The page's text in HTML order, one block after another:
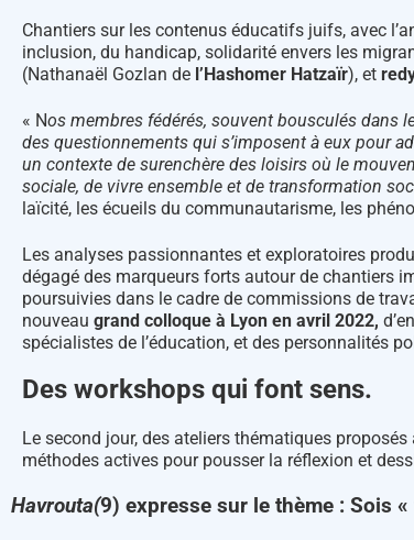
Chantiers sur les contenus éducatifs juifs, avec
inclusion, du handicap, solidarité envers les
(Nathanaël Gozlan de l’Hashomer Hatzaïr), et
« Nos membres fédérés, souvent bousculés dans
des questionnements qui s’imposent à eux pour
un contexte de surenchère des loisirs où le
sociale, de vivre ensemble et de transformation
laïcité, les écueils du communautarisme, les
Les analyses passionnantes et exploratoires
dégagé des marqueurs forts autour de chantiers
poursuivies dans le cadre de commissions de
nouveau grand colloque à Lyon en avril 2022,
spécialistes de l’éducation, et des personnalités
Des workshops qui font sens.
Le second jour, des ateliers thématiques
méthodes actives pour pousser la réflexion et
Havrouta(9) expresse sur le thème : Sois